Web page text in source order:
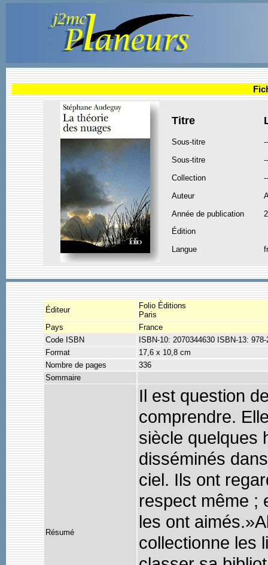
Titre
Sous-titre
--
Sous-titre
--
Collection
--
Auteur
Année de publication
Édition
Langue
Éditeur
Folio Éditions
Paris
Pays
France
Code ISBN
ISBN-10: 2070344630 ISBN-13: 978-
Format
17,6 x 10,8 cm
Nombre de pages
336
Sommaire
Résumé
Il est question
comprendre.
siècle quelques
disséminés
ciel. Ils ont
respect même ;
les ont
collectionne les